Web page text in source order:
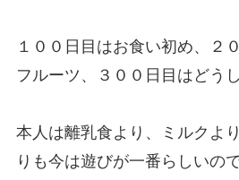
１００日目はお食い初め、２
フルーツ、３００日目はどうし
本人は離乳食より、ミルクよ
りも今は遊びが一番らしいの